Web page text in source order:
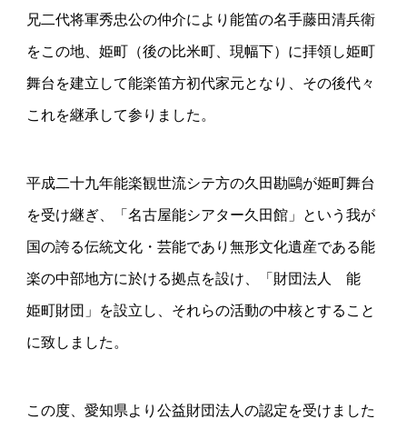
兄二代将軍秀忠公の仲介により能笛の名手藤田清兵衛
をこの地、姫町（後の比米町、現幅下）に拝領し姫町
舞台を建立して能楽笛方初代家元となり、その後代々
これを継承して参りました。
平成二十九年能楽観世流シテ方の久田勘鷗が姫町舞台
を受け継ぎ、「名古屋能シアター久田館」という我が
国の誇る伝統文化・芸能であり無形文化遺産である能
楽の中部地方に於ける拠点を設け、「財団法人 能
姫町財団」を設立し、それらの活動の中核とすること
に致しました。
この度、愛知県より公益財団法人の認定を受けました